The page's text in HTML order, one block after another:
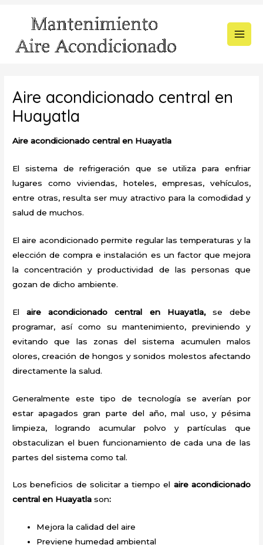
contenido
Aire acondicionado central en
Huayatla
Aire acondicionado central en Huayatla
El sistema de refrigeración que se utiliza para enfriar
lugares como viviendas, hoteles, empresas, vehículos,
entre otras, resulta ser muy atractivo para la comodidad y
salud de muchos.
El aire acondicionado permite regular las temperaturas y la
elección de compra e instalación es un factor que mejora
la concentración y productividad de las personas que
gozan de dicho ambiente.
Elaire acondicionado central en Huayatla,se debe
programar, así como su mantenimiento, previniendo y
evitando que las zonas del sistema acumulen malos
olores, creación de hongos y sonidos molestos afectando
directamente la salud.
Generalmente este tipo de tecnología se averían por
estar apagados gran parte del año, mal uso, y pésima
limpieza, logrando acumular polvo y partículas que
obstaculizan el buen funcionamiento de cada una de las
partes del sistema como tal.
Los beneficios de solicitar a tiempo el aire acondicionado
central en Huayatlason:
Mejora la calidad del aire
Previene humedad ambiental